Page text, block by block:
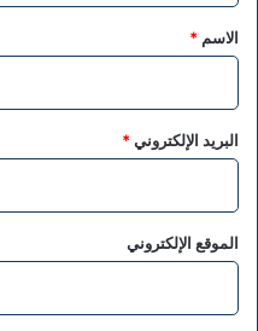
*
الاسم *
البريد الإلكتروني*
الموقع الإلكتروني